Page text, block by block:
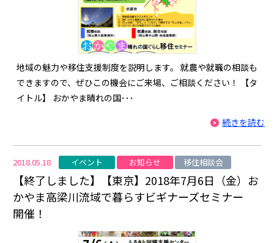
地域の魅力や移住支援制度を説明します。 就農や就職の相談も
できますので、ぜひこの機会にご来場、ご相談ください！ 【タ
イトル】 おかやま晴れの国･･･
続きを読む
2018.05.18 イベント お知らせ 移住相談会
【終了しました】【東京】2018年7月6日（金）お
かやま高梁川流域で暮らすビギナーズセミナー
開催！